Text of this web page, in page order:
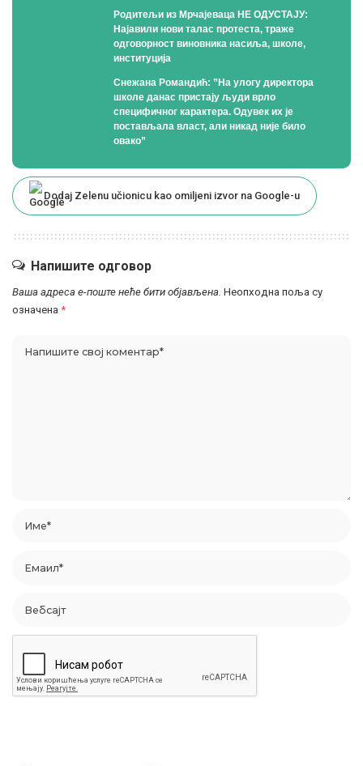
Родитељи из Мрчајеваца НЕ ОДУСТАЈУ:
Најавили нови талас протеста, траже
одговорност виновника насиља, школе,
институција
Снежана Романдић: ”На улогу директора
школе данас пристају људи врло
специфичног карактера. Одувек их је
постављала власт, али никад није било
овако”
Dodaj Zelenu učionicu kao omiljeni izvor na Google-u
Напишите одговор
Ваша адреса е-поште неће бити објављена. Неопходна поља су
означена *